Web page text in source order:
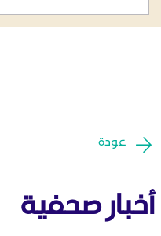
عودة
أخبار صحفية